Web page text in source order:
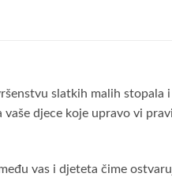
slatkih malih stopala
djece koje upravo vi
vas i djeteta čime